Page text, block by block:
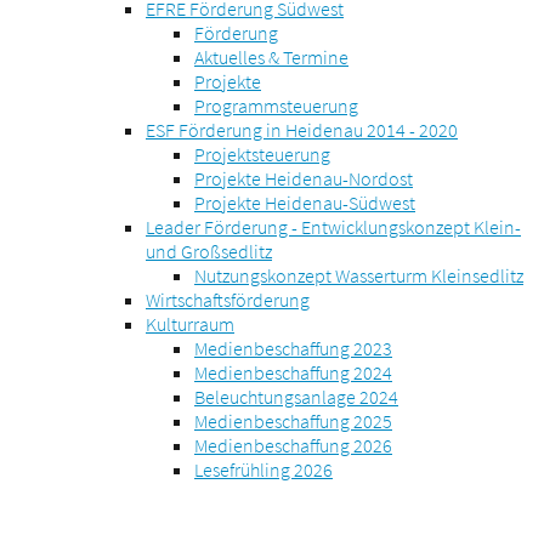
EFRE Förderung Südwest
Förderung
Aktuelles & Termine
Projekte
Programmsteuerung
ESF Förderung in Heidenau 2014 - 2020
Projektsteuerung
Projekte Heidenau-Nordost
Projekte Heidenau-Südwest
Leader Förderung - Entwicklungskonzept Klein-
und Großsedlitz
Nutzungskonzept Wasserturm Kleinsedlitz
Wirtschaftsförderung
Kulturraum
Medienbeschaffung 2023
Medienbeschaffung 2024
Beleuchtungsanlage 2024
Medienbeschaffung 2025
Medienbeschaffung 2026
Lesefrühling 2026